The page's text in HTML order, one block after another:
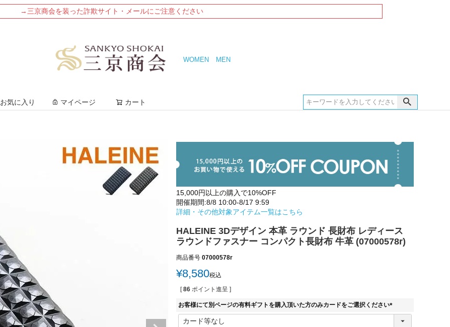
→三京商会を装った詐欺サイト・メールにご注意ください
WOMEN MEN
お気に入り マイページ カート
15,000円以上の購入で10%OFF
開催期間:8/8 10:00-8/17 9:59
詳細・その他対象アイテム一覧はこちら
HALEINE 3Dデザイン 本革 ラウンド 長財布 レディース
ラウンドファスナー コンパクト長財布 牛革 (07000578r)
商品番号 07000578r
¥8,580税込
[ 86 ポイント進呈 ]
お客様にて別ページの有料ギフトを購入頂いた方のみカードをご選択ください
(